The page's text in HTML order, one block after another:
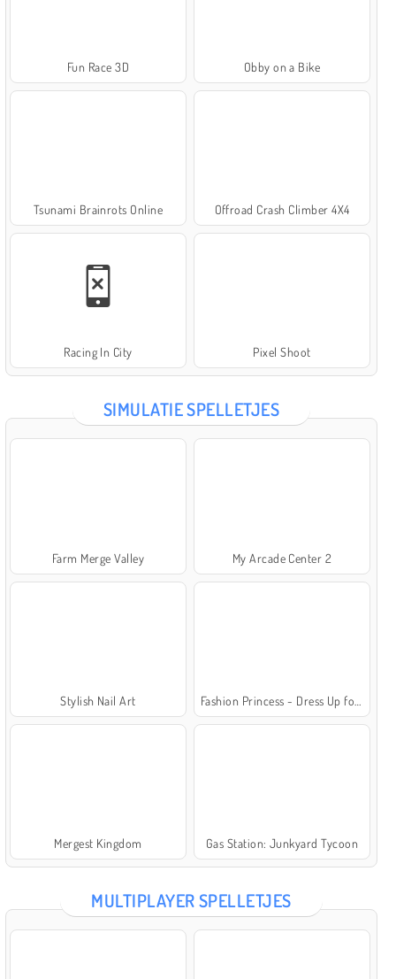
Fun Race 3D Obby on a Bike
Tsunami Brainrots Online Offroad Crash Climber 4X4
Racing In City Pixel Shoot
SIMULATIE SPELLETJES
Farm Merge Valley My Arcade Center 2
Stylish Nail Art
Mergest Kingdom Gas Station: Junkyard Tycoon
MULTIPLAYER SPELLETJES